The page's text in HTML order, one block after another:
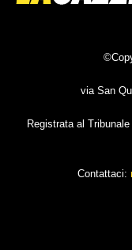
via San
Registrata al
Contattaci: